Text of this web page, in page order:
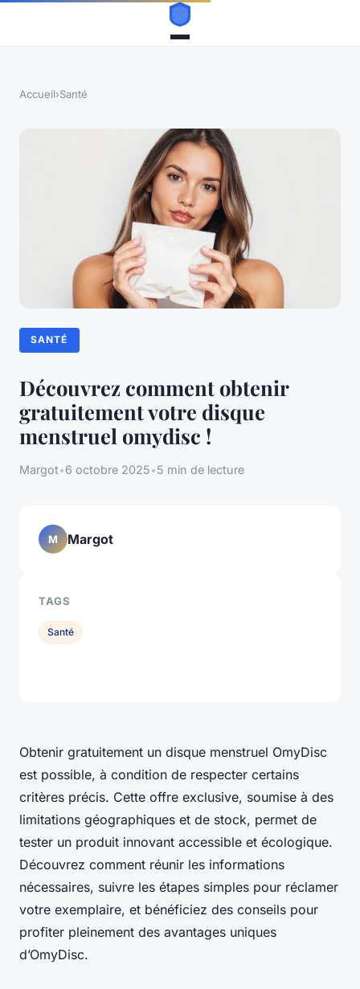
Accueil›Santé
SANTÉ
Découvrez comment obtenir
gratuitement votre disque
menstruel omydisc !
Margot•6 octobre 2025•5 min de lecture
Obtenir gratuitement un disque menstruel OmyDisc
est possible, à condition de respecter certains
critères précis. Cette offre exclusive, soumise à des
limitations géographiques et de stock, permet de
tester un produit innovant accessible et écologique.
Découvrez comment réunir les informations
nécessaires, suivre les étapes simples pour réclamer
votre exemplaire, et bénéficiez des conseils pour
profiter pleinement des avantages uniques
d’OmyDisc.
M Margot
TAGS
Santé